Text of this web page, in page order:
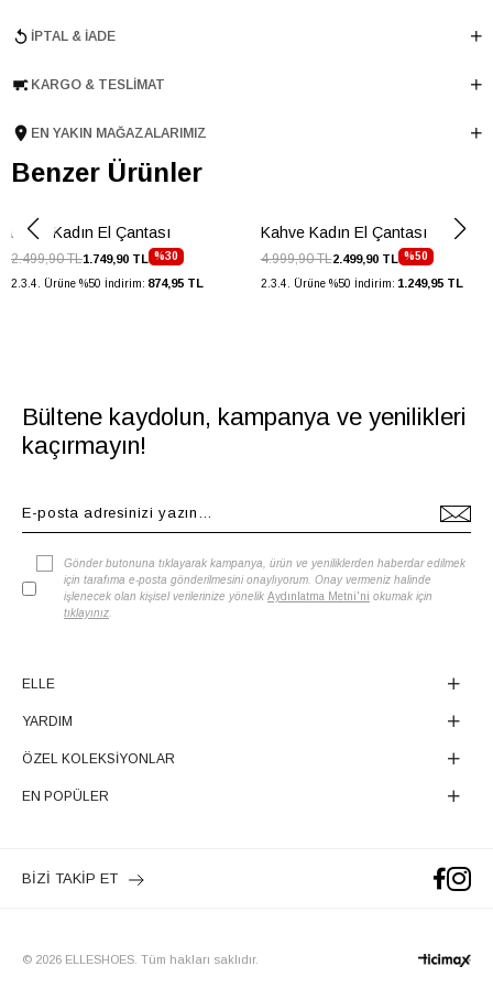
Ana Malzeme Poliüretan
Menşei TURKIYE
Ürün Grubu
CANTA
İPTAL & İADE
KARGO & TESLIMAT
EN YAKIN MAĞAZALARIMIZ
Benzer Ürünler
Lame Kadın El Çantası
%30
1.749,90 TL
2.499,90 TL
2.3.4. Ürüne %50 İndirim: 874,95 TL
Kahve Kadın El Çantası
%50
2.499,90 TL
4.999,90 TL
2.3.4. Ürüne %50 İndirim: 1.249,95 TL
Bültene kaydolun, kampanya ve yenilikleri
kaçırmayın!
Gönder butonuna tıklayarak kampanya, ürün ve yeniliklerden haberdar edilmek
için tarafıma e-posta gönderilmesini onaylıyorum. Onay vermeniz halinde
işlenecek olan kişisel verilerinize yönelik Aydınlatma Metni'ni okumak için
tıklayınız
ELLE
YARDIM
ÖZEL KOLEKSİYONLAR
EN POPÜLER
BİZİ TAKİP ET
© 2026 ELLESHOES. Tüm hakları saklıdır.